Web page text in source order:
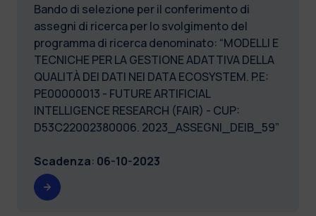
Bando di selezione per il conferimento di
assegni di ricerca per lo svolgimento del
programma di ricerca denominato: “MODELLI E
TECNICHE PER LA GESTIONE ADATTIVA DELLA
QUALITÀ DEI DATI NEI DATA ECOSYSTEM. P.E:
PE00000013 - FUTURE ARTIFICIAL
INTELLIGENCE RESEARCH (FAIR) - CUP:
D53C22002380006. 2023_ASSEGNI_DEIB_59”
Scadenza: 06-10-2023